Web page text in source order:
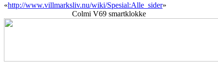
«http://www.villmarksliv.nu/wiki/Spesial:Alle_sider»
Colmi V69 smartklokke